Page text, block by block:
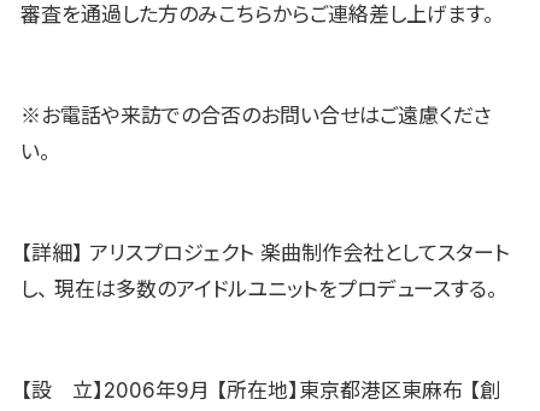
審査を通過した方のみこちらからご連絡差し上げます。
※お電話や来訪での合否のお問い合せはご遠慮くださ
い。
【詳細】 アリスプロジェクト 楽曲制作会社としてスタート
し、 現在は多数のアイドルユニットをプロデュースする。
【設 立】2006年9月 【所在地】東京都港区東麻布 【創